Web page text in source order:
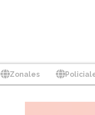
Zonales